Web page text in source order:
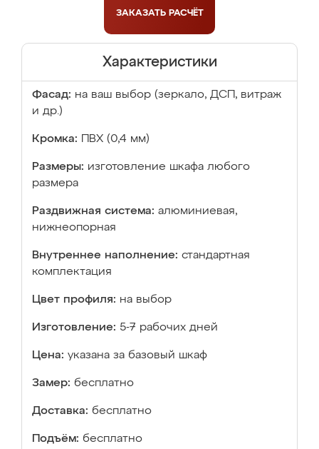
ЗАКАЗАТЬ РАСЧЁТ
Характеристики
Фасад: на ваш выбор (зеркало, ДСП, витраж
и др.)
Кромка: ПВХ (0,4 мм)
Размеры: изготовление шкафа любого
размера
Раздвижная система: алюминиевая,
нижнеопорная
Внутреннее наполнение: стандартная
комплектация
Цвет профиля: на выбор
Изготовление: 5-7 рабочих дней
Цена: указана за базовый шкаф
Замер: бесплатно
Доставка: бесплатно
Подъём: бесплатно